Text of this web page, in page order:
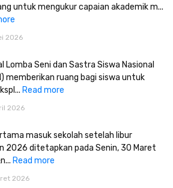
untuk mengukur capaian akademik m...
2026
Lomba Seni dan Sastra Siswa Nasional
memberikan ruang bagi siswa untuk
Read more
2026
masuk sekolah setelah libur
2026 ditetapkan pada Senin, 30 Maret
Read more
2026